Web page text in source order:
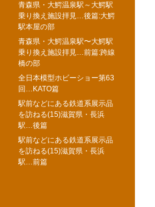
青森県・大鰐温泉駅～大鰐駅
乗り換え施設拝見…後篇:大鰐
駅本屋の部
青森県・大鰐温泉駅〜大鰐駅
乗り換え施設拝見…前篇:跨線
橋の部
全日本模型ホビーショー第63
回…KATO篇
駅前などにある鉄道系展示品
を訪ねる(15)滋賀県・長浜
駅…後篇
駅前などにある鉄道系展示品
を訪ねる(15)滋賀県・長浜
駅…前篇